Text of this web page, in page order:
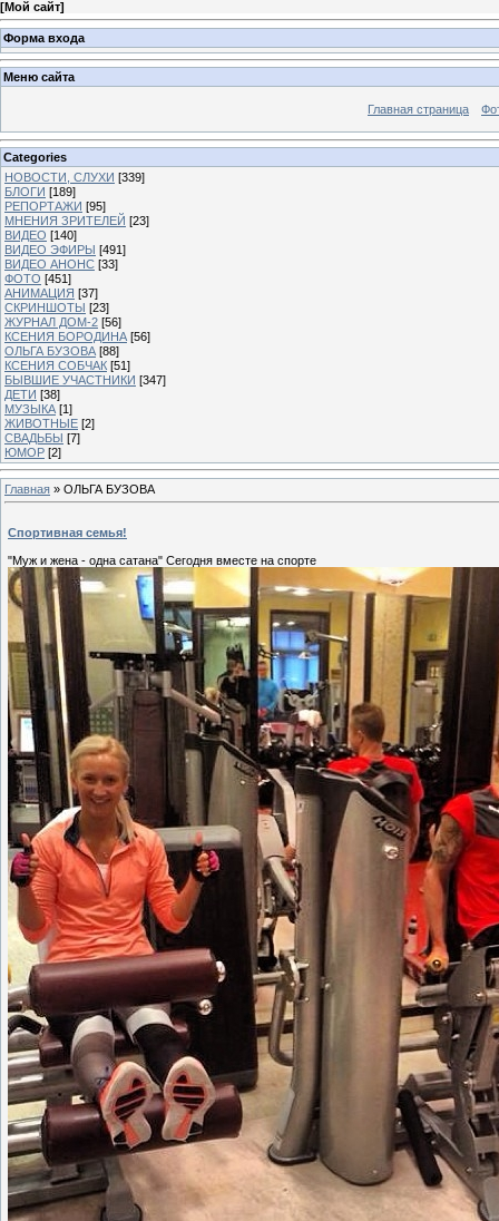
[Мой сайт]
Форма входа
Меню сайта
Главная страница
Categories
НОВОСТИ, СЛУХИ [339]
БЛОГИ [189]
РЕПОРТАЖИ [95]
МНЕНИЯ ЗРИТЕЛЕЙ [23]
ВИДЕО [140]
ВИДЕО ЭФИРЫ [491]
ВИДЕО АНОНС [33]
ФОТО [451]
АНИМАЦИЯ [37]
СКРИНШОТЫ [23]
ЖУРНАЛ ДОМ-2 [56]
КСЕНИЯ БОРОДИНА [56]
ОЛЬГА БУЗОВА [88]
КСЕНИЯ СОБЧАК [51]
БЫВШИЕ УЧАСТНИКИ [347]
ДЕТИ [38]
МУЗЫКА [1]
ЖИВОТНЫЕ [2]
СВАДЬБЫ [7]
ЮМОР [2]
Главная » ОЛЬГА БУЗОВА
Спортивная семья!
"Муж и жена - одна сатана"️️️ Сегодня вместе на спорте